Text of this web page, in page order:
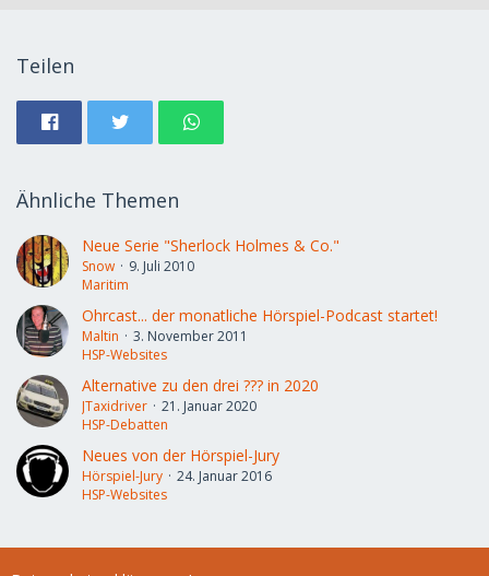
Teilen
Ähnliche Themen
Neue Serie "Sherlock Holmes & Co."
Snow
9. Juli 2010
Maritim
Ohrcast... der monatliche Hörspiel-Podcast startet!
Maltin
3. November 2011
HSP-Websites
Alternative zu den drei ??? in 2020
JTaxidriver
21. Januar 2020
HSP-Debatten
Neues von der Hörspiel-Jury
Hörspiel-Jury
24. Januar 2016
HSP-Websites